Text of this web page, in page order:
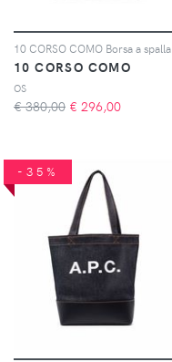
10 CORSO COMO
OS
€ 380,00 € 296,00
-35%